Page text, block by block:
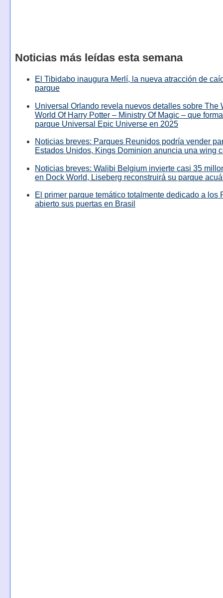
Noticias más leídas esta semana
El Tibidabo inaugura Merlí, la nueva atracción de
parque
Universal Orlando revela nuevos detalles sobre The
World Of Harry Potter – Ministry Of Magic – que
parque Universal Epic Universe en 2025
Noticias breves: Parques Reunidos podría vender
Estados Unidos, Kings Dominion anuncia una wing
Noticias breves: Walibi Belgium invierte casi 35
en Dock World, Liseberg reconstruirá su parque
El primer parque temático totalmente dedicado a los
abierto sus puertas en Brasil